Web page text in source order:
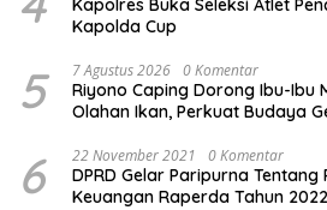
Kapolres Buka Seleksi Atlet
Kapolda Cup
5 7 Agustus 2026 0 Komentar
Riyono Caping Dorong Ibu-Ibu
Olahan Ikan, Perkuat Budaya
6 22 November 2021 0 Komentar
DPRD Gelar Paripurna Tentang
Keuangan Raperda Tahun 2022